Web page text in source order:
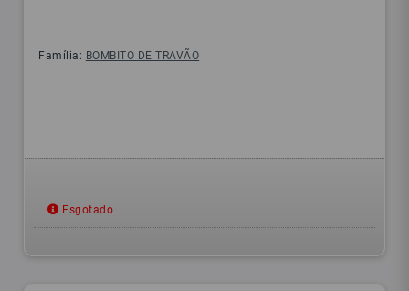
Família: BOMBITO DE TRAVÃO
Esgotado